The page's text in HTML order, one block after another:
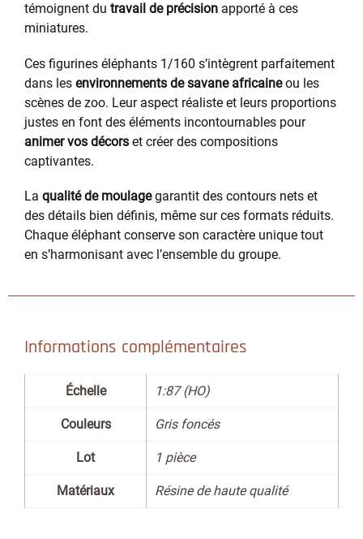
témoignent du travail de précision apporté à ces
miniatures.
Ces figurines éléphants 1/160 s’intègrent parfaitement
dans les environnements de savane africaineou les
scènes de zoo. Leur aspect réaliste et leurs proportions
justes en font des éléments incontournables pour
animer vos décors et créer des compositions
captivantes.
La qualité de moulagegarantit des contours nets et
des détails bien définis, même sur ces formats réduits.
Chaque éléphant conserve son caractère unique tout
en s’harmonisant avec l’ensemble du groupe.
Informations complémentaires
Échelle 1:87 (HO)
Couleurs Gris foncés
Lot 1 pièce
Matériaux Résine de haute qualité